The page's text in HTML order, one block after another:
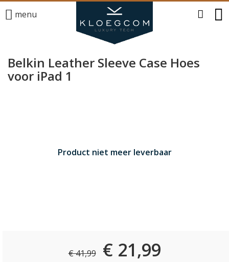
menu
Belkin Leather Sleeve Case Hoes
voor iPad 1
Product niet meer leverbaar
€ 41,99 € 21,99